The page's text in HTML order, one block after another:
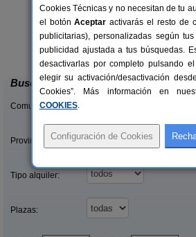
La Cabaña Romántica del
La Aceña de la Borrega (Cáceres)
Buscar
Comunidades:
Provincias/Islas:
Tipo alquiler:
Plazas:
Cookies Técnicas y no necesitan de tu
el botónAceptar activarás el resto de
publicitarias), personalizadas según
publicidad ajustada a tus búsquedas.
desactivarlas por completo pulsando
elegir su activación/desactivación
Cookies”. Más información en
COOKIES.